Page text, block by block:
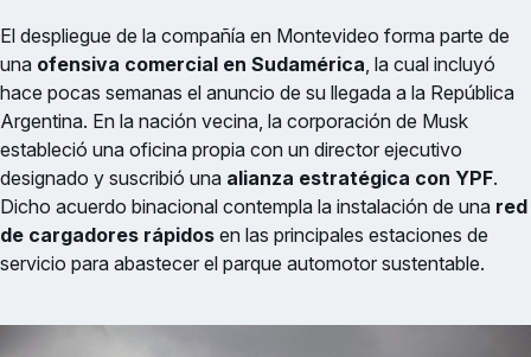
El despliegue de la compañía en Montevideo forma parte de
una ofensiva comercial en Sudamérica , la cual incluyó
hace pocas semanas el anuncio de su llegada a la República
Argentina. En la nación vecina, la corporación de Musk
estableció una oficina propia con un director ejecutivo
designado y suscribió una alianza estratégica con YPF.
Dicho acuerdo binacional contempla la instalación de una red
de cargadores rápidos en las principales estaciones de
servicio para abastecer el parque automotor sustentable.